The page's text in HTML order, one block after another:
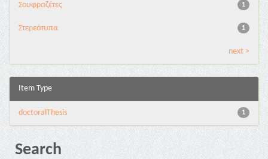
1
Σουφραζέτες
1
Στερεότυπα
next >
Item Type
1
doctoralThesis
Search